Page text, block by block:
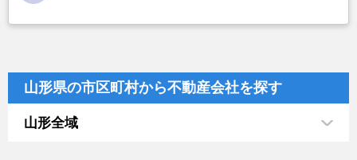
山形県の市区町村から不動産会社を探す
山形全域